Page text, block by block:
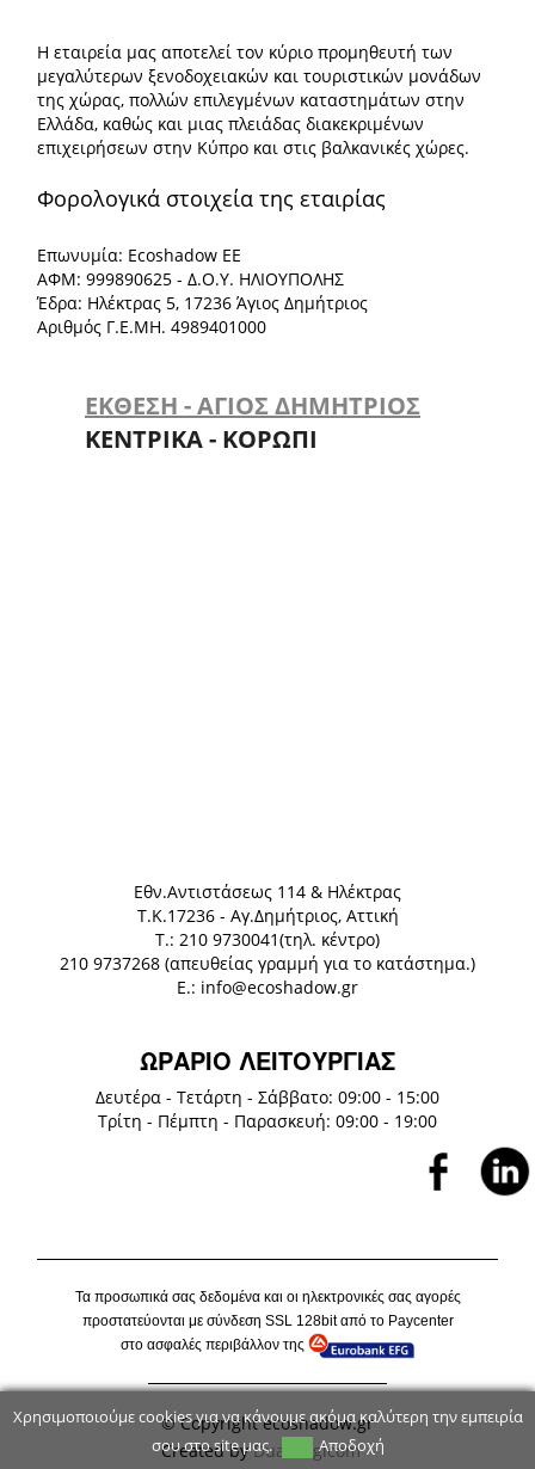
Χρησιμοποιούμε cookies για να κάνουμε ακόμα καλύτερη την εμπειρία
σου στο site μας.
Αποδοχή
Η εταιρεία μας αποτελεί τον κύριο προμηθευτή των
μεγαλύτερων ξενοδοχειακών και τουριστικών μονάδων
της χώρας, πολλών επιλεγμένων καταστημάτων στην
Ελλάδα, καθώς και μιας πλειάδας διακεκριμένων
επιχειρήσεων στην Κύπρο και στις βαλκανικές χώρες.
Φορολογικά στοιχεία της εταιρίας
Επωνυμία: Ecoshadow ΕΕ
ΑΦΜ: 999890625 - Δ.Ο.Υ. ΗΛΙΟΥΠΟΛΗΣ
Έδρα: Ηλέκτρας 5, 17236 Άγιος Δημήτριος
Αριθμός Γ.Ε.ΜΗ. 4989401000
ΕΚΘΕΣΗ - ΑΓΙΟΣ ΔΗΜΗΤΡΙΟΣ
ΚΕΝΤΡΙΚΑ - ΚΟΡΩΠΙ
Eθν.Αντιστάσεως 114 & Ηλέκτρας
Τ.Κ.17236 - Αγ.Δημήτριος, Αττική
Τ.: 210 9730041(τηλ. κέντρο)
210 9737268 (απευθείας γραμμή για το κατάστημα.)
E.: info@ecoshadow.gr
ΩΡΑΡΙΟ ΛΕΙΤΟΥΡΓΙΑΣ
Δευτέρα - Τετάρτη - Σάββατο: 09:00 - 15:00
Τρίτη - Πέμπτη - Παρασκευή: 09:00 - 19:00
Τα προσωπικά σας δεδομένα και οι ηλεκτρονικές σας αγορές
προστατεύονται με σύνδεση SSL128bit από το Paycenter
στο ασφαλές περιβάλλον της
© Copyright ecoshadow.gr
Created byDual Logicom